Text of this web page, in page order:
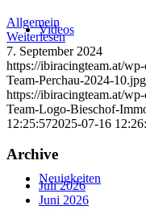
Videos
Neuigkeiten
Allgemein
Weiterlesen
7. September 2024
https://ibiracingteam.at/
Team-Perchau-2024-10.jpg
https://ibiracingteam.at/
Team-Logo-Bieschof-
12:25:572025-07-16
Archive
Juli 2026
Juni 2026